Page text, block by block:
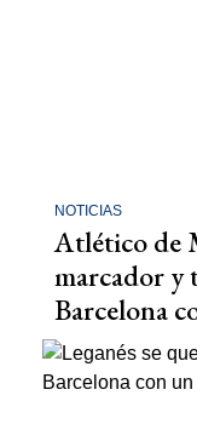
NOTICIAS
Atlético de
marcador y
Barcelona